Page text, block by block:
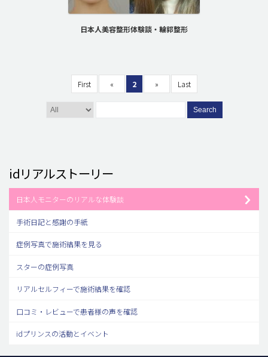
日本人美容整形体験談・輪郭整形
First « 2 » Last
Search
idリアルストーリー
日本人モニターのリアルな体験談
手術日記と感謝の手紙
症例写真で施術結果を見る
スターの症例写真
リアルセルフィーで施術結果を確認
口コミ・レビューで患者様の声を確認
idプリンスの活動とイベント